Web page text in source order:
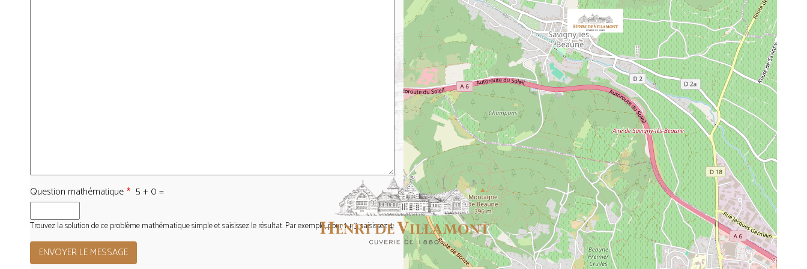
Question mathématique 5 + 0 =
Trouvez la solution de ce problème mathématique simple et saisissez le résultat. Par exemple, pour 1 + 3, saisissez 4.